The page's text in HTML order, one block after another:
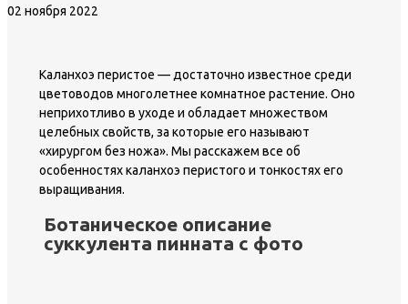
02 ноября 2022
Каланхоэ перистое — достаточно известное среди
цветоводов многолетнее комнатное растение. Оно
неприхотливо в уходе и обладает множеством
целебных свойств, за которые его называют
«хирургом без ножа». Мы расскажем все об
особенностях каланхоэ перистого и тонкостях его
выращивания.
Ботаническое описание
суккулента пинната с фото